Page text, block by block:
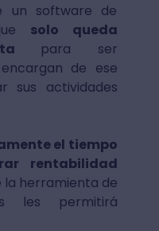
un software de
solo queda
para ser
de ese
sus actividades
el tiempo
rentabilidad
la herramienta de
les permitirá